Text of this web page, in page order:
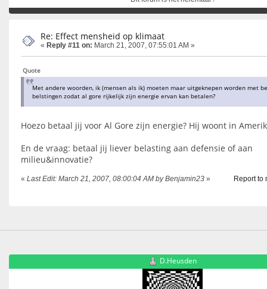
Re: Effect mensheid op klimaat
« Reply #11 on: March 21, 2007, 07:55:01 AM »
Quote
Met andere woorden, ik (mensen als ik) moeten maar uitgeknepen worden met
belstingen zodat al gore rijkelijk zijn energie ervan kan betalen?
Hoezo betaal jij voor Al Gore zijn energie? Hij woont in
En de vraag: betaal jij liever belasting aan defensie of aan
milieu&innovatie?
« Last Edit: March 21, 2007, 08:00:04 AM by Benjamin23 » Report to
D.Heusden